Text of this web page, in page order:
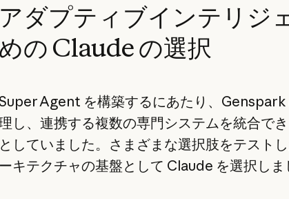
アダプティブインテリジ
めの Claude の選択
Agent を構築するにあたり、Genspark
し、連携する複数の専門システムを統合で
としていました。さまざまな選択肢をテスト
ーキテクチャの基盤として Claude を選択しま